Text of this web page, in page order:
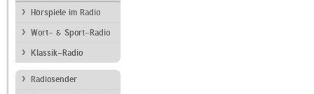
Hörspiele im Radio
Wort- & Sport-Radio
Klassik-Radio
Radiosender